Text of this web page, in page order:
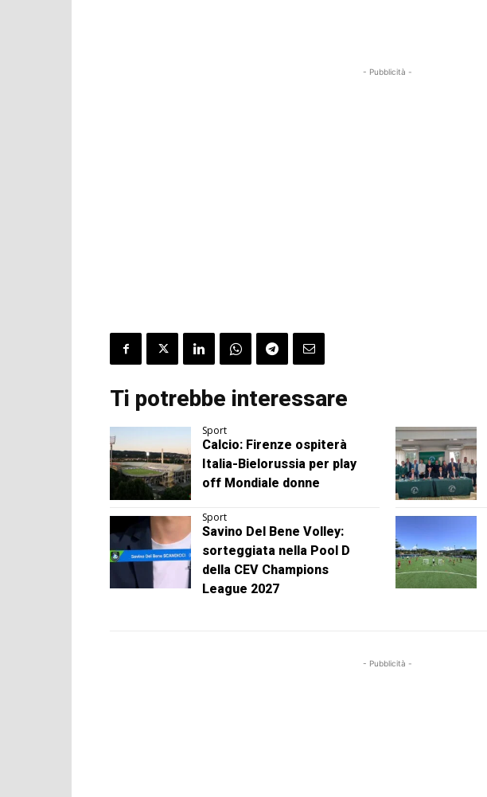
- Pubblicità -
Ti potrebbe interessare
Sport
Calcio: Firenze ospiterà
Italia-Bielorussia per play
off Mondiale donne
Sport
Savino Del Bene Volley:
sorteggiata nella Pool D
della CEV Champions
League 2027
- Pubblicità -